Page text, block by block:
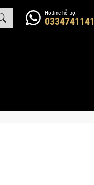
Hotline hỗ trợ:
0334741141